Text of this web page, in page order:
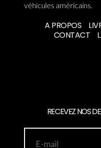
véhicules américains.
A PROPOS
CONTACT
RECEVEZ NOS